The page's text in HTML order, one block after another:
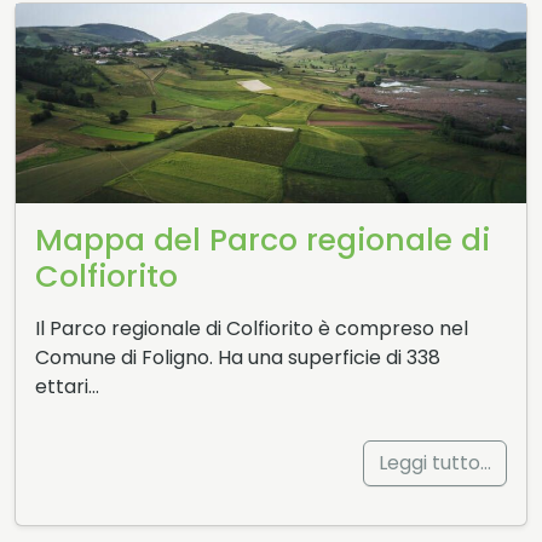
Mappa del Parco regionale di
Colfiorito
Il Parco regionale di Colfiorito è compreso nel
Comune di Foligno. Ha una superficie di 338
ettari…
Leggi tutto…